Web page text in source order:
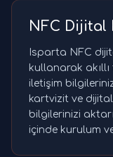
NFC Dijital
Isparta NFC
kullanarak
iletişim
kartvizit ve
bilgilerinizi
içinde kurulum